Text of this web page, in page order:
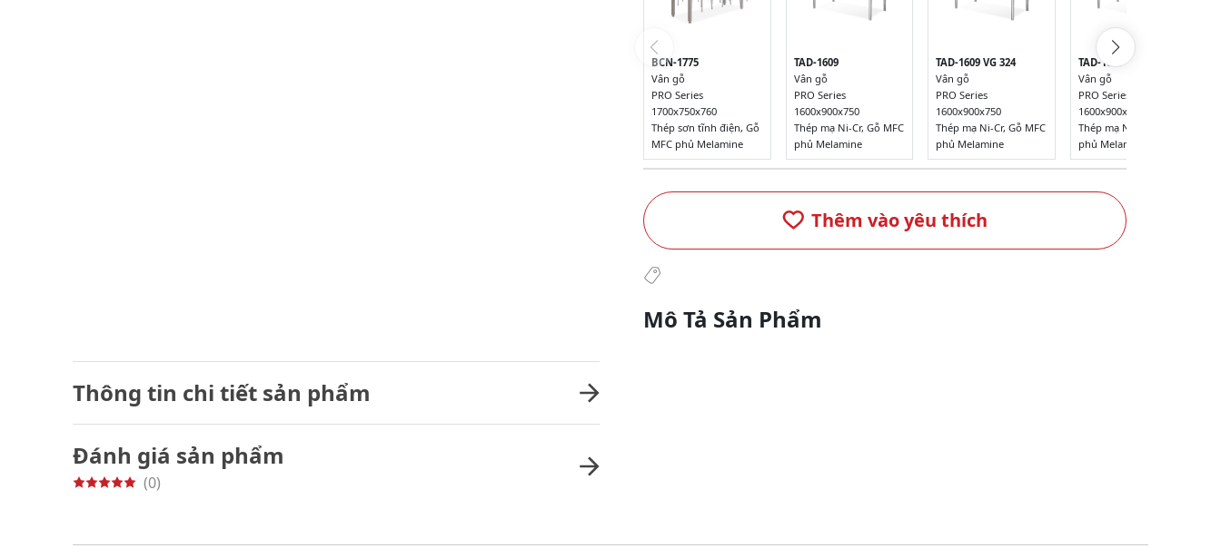
BCN-1775
Vân gỗ
PRO Series
1700x750x760
Thép sơn tĩnh điện, Gỗ
MFC phủ Melamine
TAD-1609
Vân gỗ
PRO Series
1600x900x750
Thép mạ Ni-Cr, Gỗ MFC
phủ Melamine
TAD-1609 VG 324
Vân gỗ
PRO Series
1600x900x750
Thép mạ Ni-Cr, Gỗ MFC
phủ Melamine
TAD-1609 VG 384
Vân gỗ
PRO Series
1600x900x750
Thép mạ Ni-Cr, Gỗ MFC
phủ Melamine
Thêm vào yêu thích
Mô Tả Sản Phẩm
Thông tin chi tiết sản phẩm
Đánh giá sản phẩm
(0)